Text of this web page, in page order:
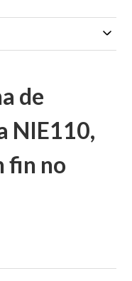
de
NIE110,
fin no